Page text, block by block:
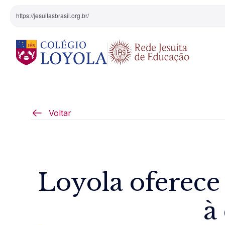
https://jesuitasbrasil.org.br/
Pedagogia Inaciana
Voltar
Loyola